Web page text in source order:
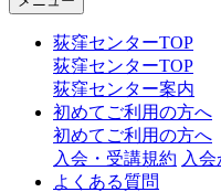
荻窪センターTOP
荻窪センターTOP
荻窪センター案内
初めてご利用の方へ
初めてご利用の方へ
入会・受講規約 入
よくある質問